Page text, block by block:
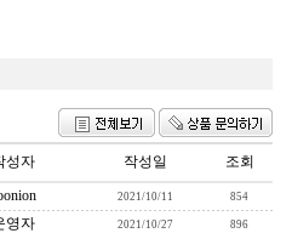
성자 작성일 조회
2021/10/11 854
영자 2021/10/27 896